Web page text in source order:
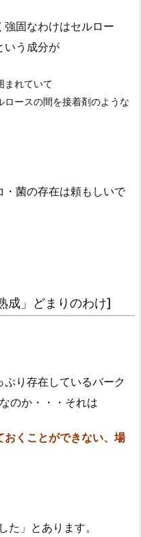
固なわけはセルロー
いう成分が
まれていて
ロースの間を接着剤のような
・菌の存在は頼もしいで
成」どまりのわけ]
り存在しているバーク
のか・・・それは
おくことができない、場
た」とあります。